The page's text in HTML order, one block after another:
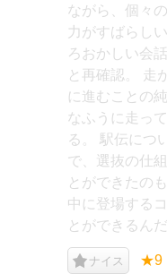
ながら、個々
力がすばらし
ろおかしい会
と再確認。 走
に進むことの
なふうに走っ
る。 駅伝につ
で、選抜の仕
とができたの
中に登場する
とができるん
ナイス ★9